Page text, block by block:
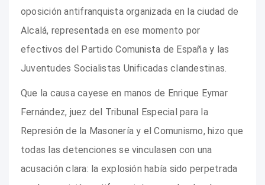
oposición antifranquista organizada en la ciudad de
Alcalá, representada en ese momento por
efectivos del Partido Comunista de España y las
Juventudes Socialistas Unificadas clandestinas.
Que la causa cayese en manos de Enrique Eymar
Fernández, juez del Tribunal Especial para la
Represión de la Masonería y el Comunismo, hizo que
todas las detenciones se vinculasen con una
acusación clara: la explosión había sido perpetrada